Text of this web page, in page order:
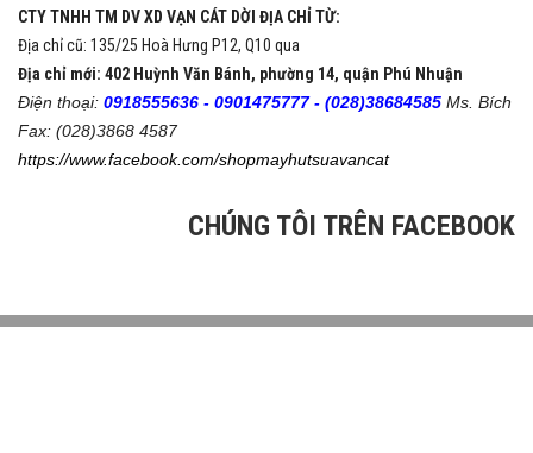
CTY TNHH TM DV XD VẠN CÁT DỜI ĐỊA CHỈ TỪ:
Địa chỉ cũ: 135/25 Hoà Hưng P12, Q10 qua
Địa chỉ mới: 402 Huỳnh Văn Bánh, phường 14, quận Phú Nhuận
Điện thoại: 0918555636 - 0901475777 - (028)38684585 Ms. Bích
Fax: (028)3868 4587
https://www.facebook.com/shopmayhutsuavancat
CHÚNG TÔI TRÊN FACEBOOK